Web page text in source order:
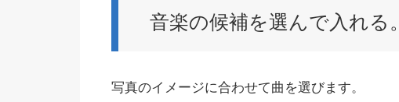
音楽の候補を選んで入れる。
写真のイメージに合わせて曲を選びます。